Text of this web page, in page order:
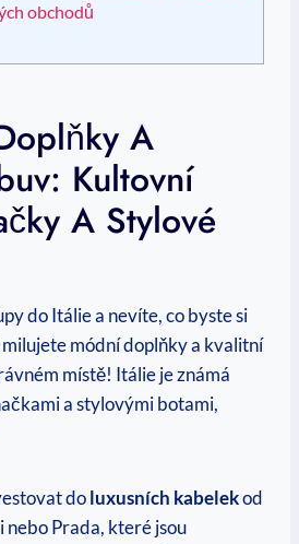
obchodů
A
Kultovní
A Stylové
do Itálie a nevíte, co byste si
módní doplňky a kvalitní
místě! Itálie je známá
a stylovými botami,
doluxusních kabelekod
nebo Prada, které jsou